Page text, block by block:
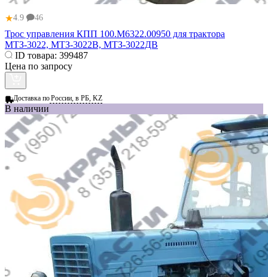
★4.9 46
Трос управления КПП 100.М6322.00950 для трактора
МТЗ-3022, МТЗ-3022В, МТЗ-3022ДВ
ID товара: 399487
Цена по запросу
Доставка поРоссии, в РБ, KZ
В наличии